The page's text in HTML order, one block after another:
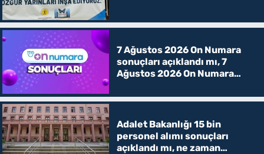
7 Ağustos 2026 On Numara
sonuçları açıklandı mı, 7
Ağustos 2026 On Numara
Adalet Bakanlığı 15 bin
personel alımı sonuçları
açıklandı mı, ne zaman